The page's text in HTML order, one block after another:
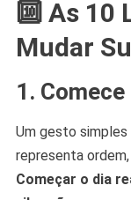
🔟 As 10
Mudar
1.
Um gesto simples
representa
Começar o dia